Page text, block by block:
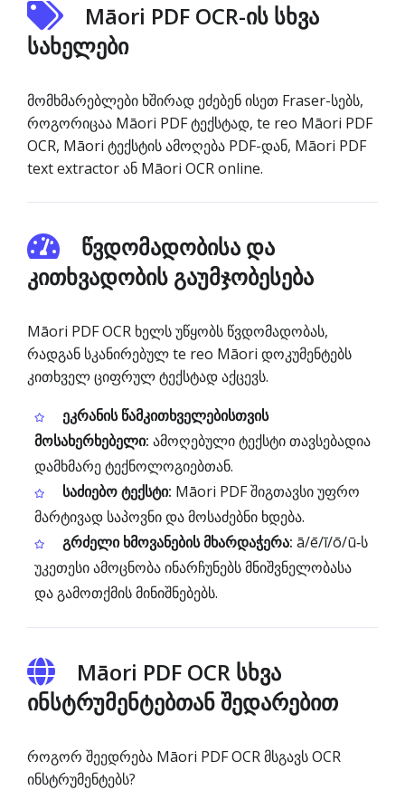
Māori PDF OCR-ის სხვა
სახელები
მომხმარებლები ხშირად ეძებენ ისეთ Fraser-სებს,
როგორიცაა Māori PDF ტექსტად, te reo Māori PDF
OCR, Māori ტექსტის ამოღება PDF-დან, Māori PDF
text extractor ან Māori OCR online.
წვდომადობისა და
კითხვადობის გაუმჯობესება
Māori PDF OCR ხელს უწყობს წვდომადობას,
რადგან სკანირებულ te reo Māori დოკუმენტებს
კითხველ ციფრულ ტექსტად აქცევს.
ეკრანის წამკითხველებისთვის
მოსახერხებელი: ამოღებული ტექსტი თავსებადია
დამხმარე ტექნოლოგიებთან.
საძიებო ტექსტი: Māori PDF შიგთავსი უფრო
მარტივად საპოვნი და მოსაძებნი ხდება.
გრძელი ხმოვანების მხარდაჭერა: ā/ē/ī/ō/ū‑ს
უკეთესი ამოცნობა ინარჩუნებს მნიშვნელობასა
და გამოთქმის მინიშნებებს.
Māori PDF OCR სხვა
ინსტრუმენტებთან შედარებით
როგორ შეედრება Māori PDF OCR მსგავს OCR
ინსტრუმენტებს?